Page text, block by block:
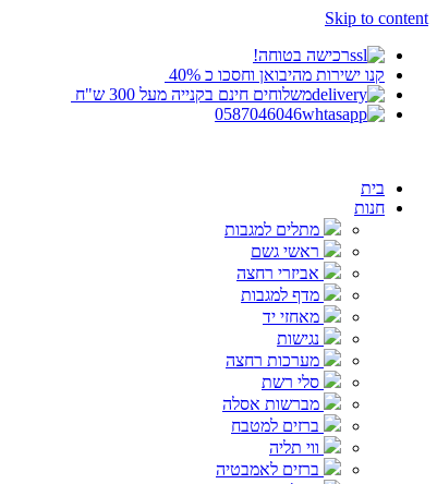
Skip to content
‬רכישה בטוחה!
קנו ישירות מהיבואן וחסכו כ 40%‬ ‬
‬משלוחים חינם בקנייה מעל 300 ש"ח ‬
0587046046
בית
חנות
מתלים למגבות
ראשי גשם
אביזרי רחצה
מדף למגבות
מאחזי יד
נגישות
מערכות רחצה
סלי רשת
מברשות אסלה
ברזים למטבח
ווי תליה
ברזים לאמבטיה